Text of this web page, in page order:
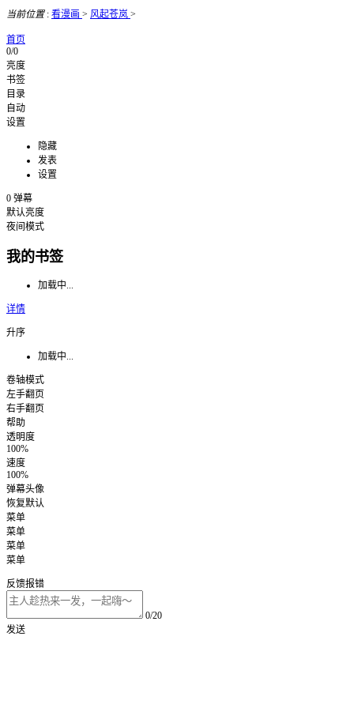
当前位置: 看漫画 > 风起苍岚 >
首页
0/0
亮度
书签
目录
自动
设置
隐藏
发表
设置
0 弹幕
默认亮度
夜间模式
我的书签
加载中...
详情
升序
加载中...
卷轴模式
左手翻页
右手翻页
帮助
透明度
100%
速度
100%
弹幕头像
恢复默认
菜单
菜单
菜单
菜单
反馈报错
0/20
发送